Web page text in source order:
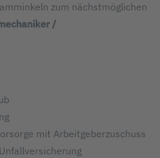
zum nächstmöglichen
/
mit Arbeitgeberzuschuss